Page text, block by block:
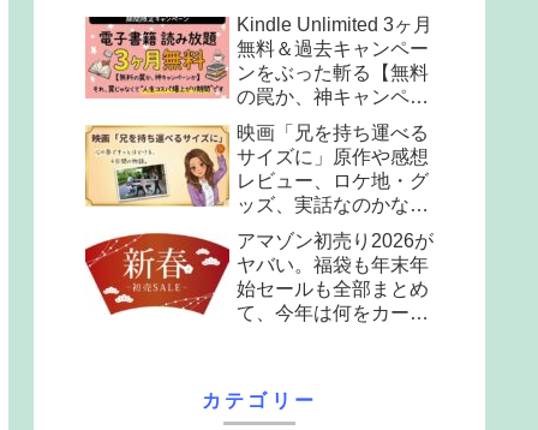
ミ・解約まで全部まと
めた。
Kindle Unlimited 3ヶ月
無料＆過去キャンペー
ンをぶった斬る【無料
の罠か、神キャンペー
ンか】
映画「兄を持ち運べる
サイズに」原作や感想
レビュー、ロケ地・グ
ッズ、実話なのかなど
全部まとめて解説
アマゾン初売り2026が
ヤバい。福袋も年末年
始セールも全部まとめ
て、今年は何をカート
カテゴリー